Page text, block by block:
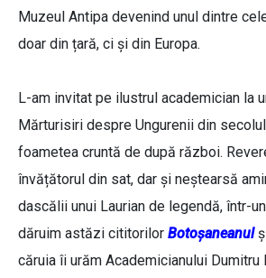
Muzeul Antipa devenind unul dintre
doar din țară, ci și din Europa.
L-am invitat pe ilustrul academician la
Mărturisiri despre Ungurenii din
foametea cruntă de după război.
învățătorul din sat, dar și neștearsă
dascălii unui Laurian de legendă, într-
dăruim astăzi cititorilor Botoșaneanul
căruia îi urăm Academicianului Dumitru